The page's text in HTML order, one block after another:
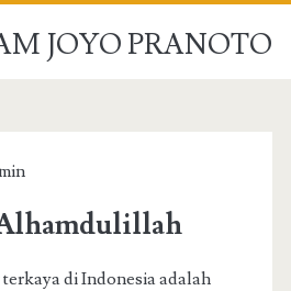
JOYO PRANOTO
di Indonesia adalah